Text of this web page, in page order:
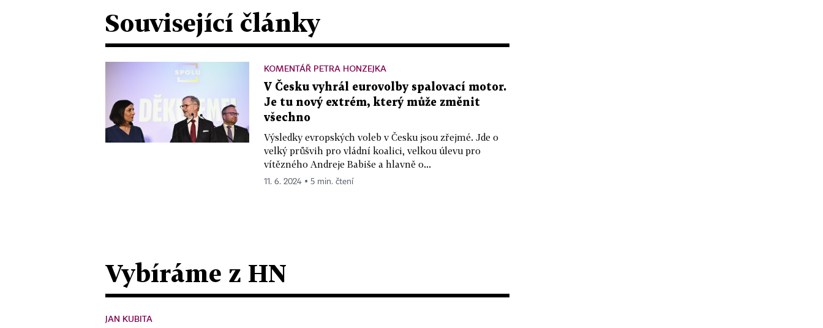
Související články
KOMENTÁŘ PETRA HONZEJKA
V Česku vyhrál eurovolby spalovací motor.
Je tu nový extrém, který může změnit
všechno
Výsledky evropských voleb v Česku jsou zřejmé. Jde o
velký průšvih pro vládní koalici, velkou úlevu pro
vítězného Andreje Babiše a hlavně o...
11. 6. 2024 ▪ 5 min. čtení
Vybíráme z HN
JAN KUBITA